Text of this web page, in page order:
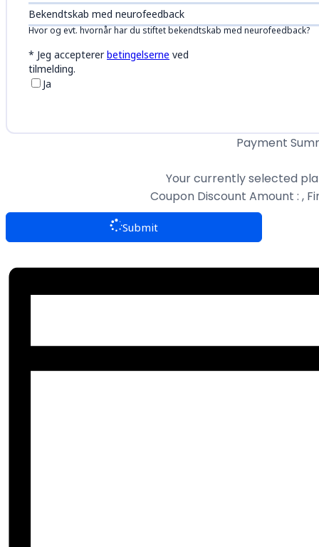
Bekendtskab med neurofeedback
Hvor og evt. hvornår har du stiftet bekendtskab med neurofeedback?
* Jeg acceptererbetingelserne ved
tilmelding.
Ja
Payment
Your currently selected
Coupon Discount Amount : ,
Submit